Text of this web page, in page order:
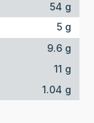
54 g
5 g
9.6 g
11 g
1.04 g